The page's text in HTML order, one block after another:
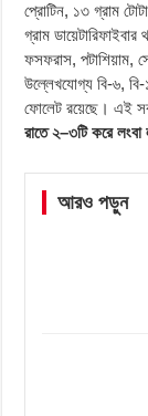
প্রোটিন, ১৩ গ্রাম
গ্রাম
ফসফরাস, পটাশিয়াম,
উল্লেখযোগ্য বি-৬,
ফোলেট রয়েছে। এই সব
রাতে ২–৩টি করে লংবা
আরও পড়ুন